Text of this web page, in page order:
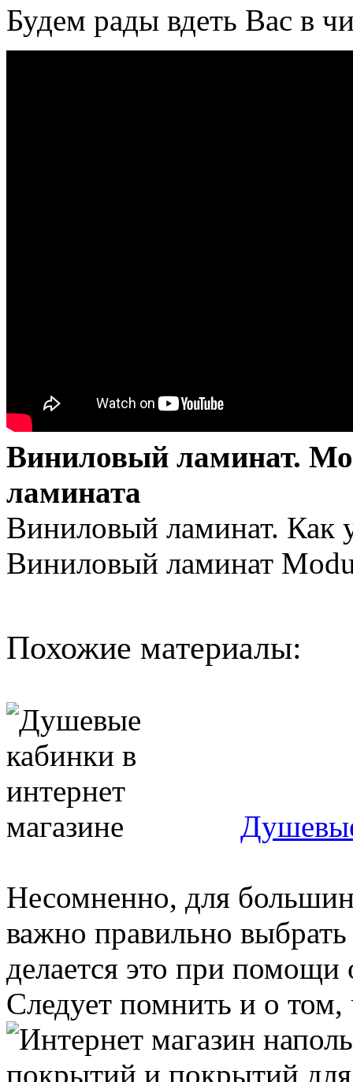
Будем рады вдеть Вас в
Виниловый ламинат.
ламината
Виниловый ламинат. Как
Виниловый ламинат
Похожие материалы:
Несомненно, для
важно правильно
делается это при
Следует помнить и о том,